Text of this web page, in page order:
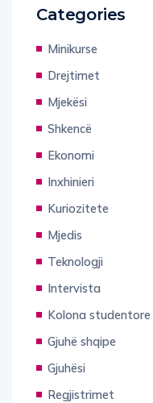
Categories
Minikurse
Drejtimet
Mjekësi
Shkencë
Ekonomi
Inxhinieri
Kuriozitete
Mjedis
Teknologji
Intervista
Kolona studentore
Gjuhë shqipe
Gjuhësi
Regjistrimet